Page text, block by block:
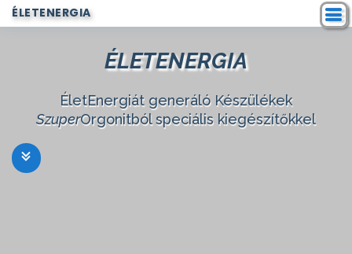
ÉLETENERGIA
ÉLETENERGIA
ÉletEnergiát generáló Készülékek
SzuperOrgonitból speciális kiegészítőkkel